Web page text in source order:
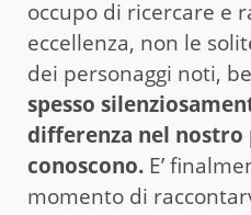
occupo di ricercare e
eccellenza, non le
dei personaggi noti,
spesso
differenza nel nostro
conoscono. E’
momento di